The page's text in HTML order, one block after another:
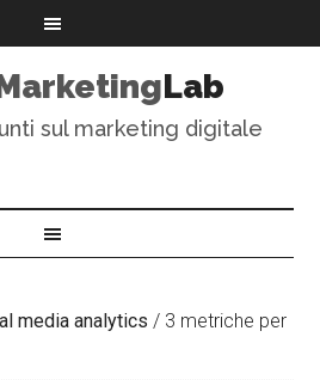
Lab
sul marketing digitale
media analytics / 3 metriche per